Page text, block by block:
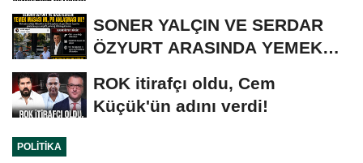
SONER YALÇIN VE SERDAR
ÖZYURT ARASINDA YEMEK
ROK itirafçı oldu, Cem
Küçük'ün adını verdi!
POLITIKA